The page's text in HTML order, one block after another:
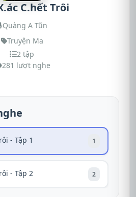
C.hết Trôi
Quàng A Tũn
Truyện Ma
2 tập
281 lượt nghe
- Tập 1 1
- Tập 2 2